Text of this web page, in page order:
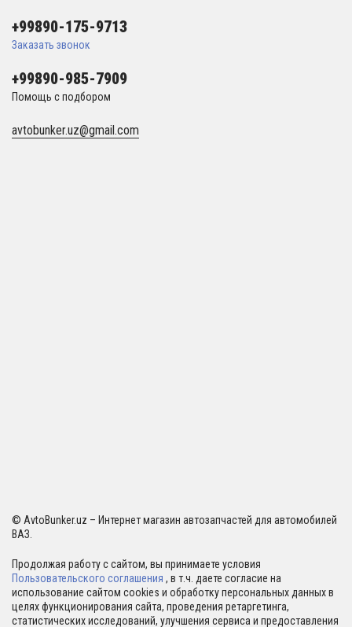
+99890-175-9713
Заказать звонок
+99890-985-7909
Помощь с подбором
avtobunker.uz@gmail.com
© AvtoBunker.uz – Интернет магазин автозапчастей для автомобилей
ВАЗ.
Продолжая работу с сайтом, вы принимаете условия
Пользовательского соглашения , в т.ч. даете согласие на
использование сайтом cookies и обработку персональных данных в
целях функционирования сайта, проведения ретаргетинга,
статистических исследований, улучшения сервиса и предоставления